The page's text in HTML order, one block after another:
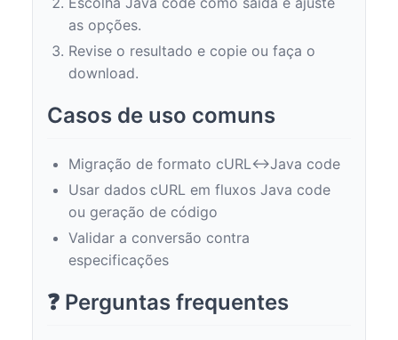
as opções.
Revise o resultado e copie ou faça o
download.
Casos de uso comuns
Migração de formato cURL↔Java code
Usar dados cURL em fluxos Java code
ou geração de código
Validar a conversão contra
especificações
❓ Perguntas frequentes